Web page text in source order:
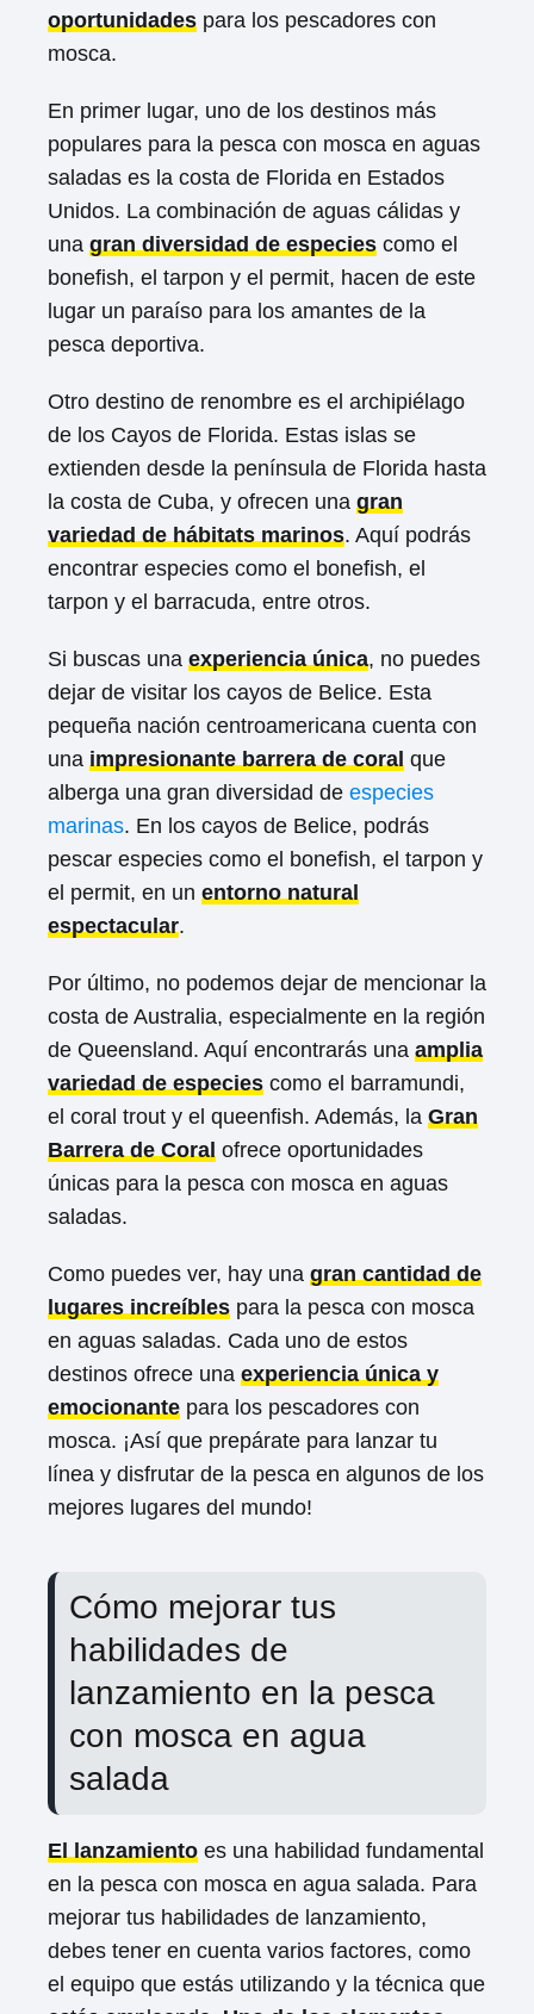
oportunidades para los pescadores con
mosca.
En primer lugar, uno de los destinos más
populares para la pesca con mosca en aguas
saladas es la costa de Florida en Estados
Unidos. La combinación de aguas cálidas y
una gran diversidad de especies como el
bonefish, el tarpon y el permit, hacen de este
lugar un paraíso para los amantes de la
pesca deportiva.
Otro destino de renombre es el archipiélago
de los Cayos de Florida. Estas islas se
extienden desde la península de Florida hasta
la costa de Cuba, y ofrecen una gran
variedad de hábitats marinos. Aquí podrás
encontrar especies como el bonefish, el
tarpon y el barracuda, entre otros.
Si buscas una experiencia única, no puedes
dejar de visitar los cayos de Belice. Esta
pequeña nación centroamericana cuenta con
una impresionante barrera de coral que
alberga una gran diversidad de especies
marinas. En los cayos de Belice, podrás
pescar especies como el bonefish, el tarpon y
el permit, en un entorno natural
espectacular.
Por último, no podemos dejar de mencionar la
costa de Australia, especialmente en la región
de Queensland. Aquí encontrarás una amplia
variedad de especies como el barramundi,
el coral trout y el queenfish. Además, la Gran
Barrera de Coral ofrece oportunidades
únicas para la pesca con mosca en aguas
saladas.
Como puedes ver, hay una gran cantidad de
lugares increíbles para la pesca con mosca
en aguas saladas. Cada uno de estos
destinos ofrece una experiencia única y
emocionante para los pescadores con
mosca. ¡Así que prepárate para lanzar tu
línea y disfrutar de la pesca en algunos de los
mejores lugares del mundo!
Cómo mejorar tus
habilidades de
lanzamiento en la pesca
con mosca en agua
salada
El lanzamiento es una habilidad fundamental
en la pesca con mosca en agua salada. Para
mejorar tus habilidades de lanzamiento,
debes tener en cuenta varios factores, como
el equipo que estás utilizando y la técnica que